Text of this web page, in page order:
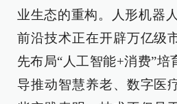
业生态的重构。人形机器
前沿技术正在开辟万亿级
先布局“人工智能+消费”培
导推动智慧养老、数字医